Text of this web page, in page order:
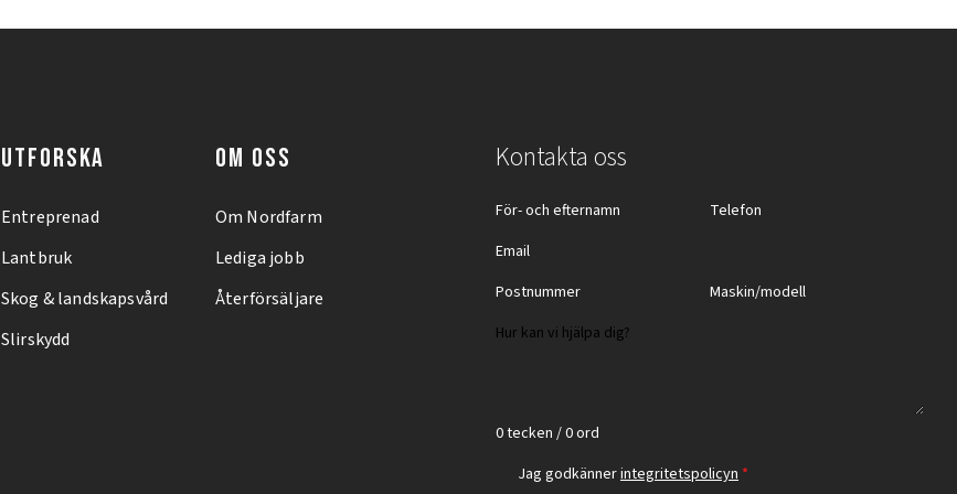
UTFORSKA
Entreprenad
Lantbruk
Skog & landskapsvård
Slirskydd
OM OSS
Om Nordfarm
Lediga jobb
Återförsäljare
Kontakta oss
0 tecken / 0 ord
Jag godkännerintegritetspolicyn *